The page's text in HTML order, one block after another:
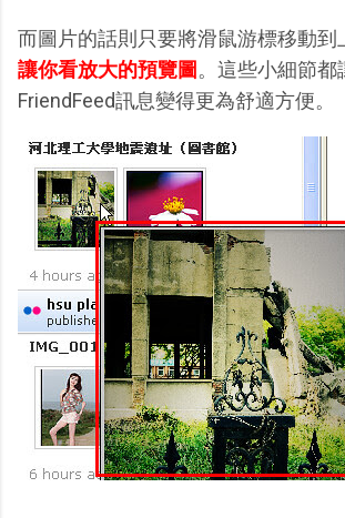
而圖片的話則只要將滑鼠游標移動到
讓你看放大的預覽圖。這些小細節都
FriendFeed訊息變得更為舒適方便。